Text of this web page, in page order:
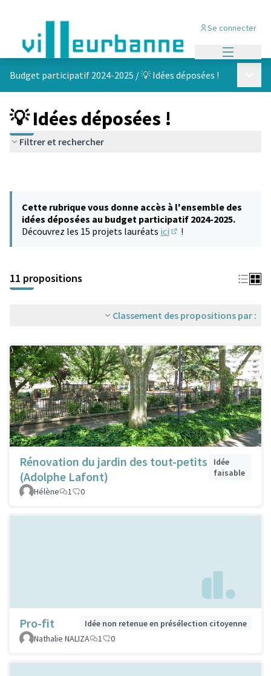
Se connecter
Budget participatif 2024-2025 /💡 Idées déposées !
💡 Idées déposées !
Filtrer et rechercher
Cette rubrique vous donne accès à l'ensemble des
idées déposées au budget participatif 2024-2025.
Découvrez les 15 projets lauréats ici !
11 propositions
Classement des propositions par :
Rénovation du jardin des tout-petits
(Adolphe Lafont)
Idée
faisable
Hélène
1 0
Pro-fit
Idée non retenue en présélection citoyenne
Nathalie NALIZA
1 0